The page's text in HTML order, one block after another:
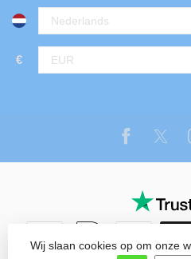
€
Wij slaan cookies op om onze